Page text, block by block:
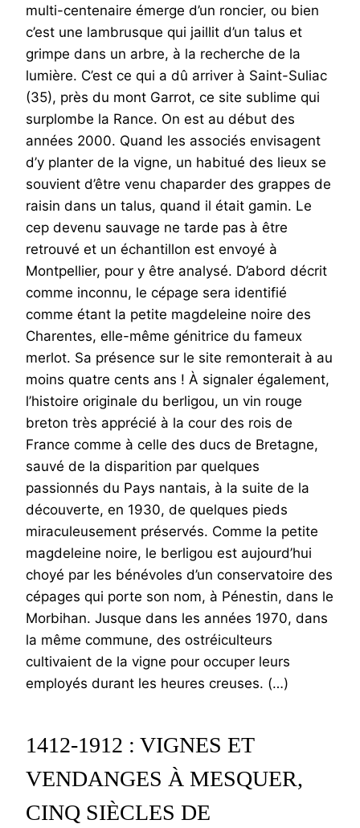
multi-centenaire émerge d’un roncier, ou bien
c’est une lambrusque qui jaillit d’un talus et
grimpe dans un arbre, à la recherche de la
lumière. C’est ce qui a dû arriver à Saint-Suliac
(35), près du mont Garrot, ce site sublime qui
surplombe la Rance. On est au début des
années 2000. Quand les associés envisagent
d’y planter de la vigne, un habitué des lieux se
souvient d’être venu chaparder des grappes de
raisin dans un talus, quand il était gamin. Le
cep devenu sauvage ne tarde pas à être
retrouvé et un échantillon est envoyé à
Montpellier, pour y être analysé. D’abord décrit
comme inconnu, le cépage sera identifié
comme étant la petite magdeleine noire des
Charentes, elle-même génitrice du fameux
merlot. Sa présence sur le site remonterait à au
moins quatre cents ans ! À signaler également,
l’histoire originale du berligou, un vin rouge
breton très apprécié à la cour des rois de
France comme à celle des ducs de Bretagne,
sauvé de la disparition par quelques
passionnés du Pays nantais, à la suite de la
découverte, en 1930, de quelques pieds
miraculeusement préservés. Comme la petite
magdeleine noire, le berligou est aujourd’hui
choyé par les bénévoles d’un conservatoire des
cépages qui porte son nom, à Pénestin, dans le
Morbihan. Jusque dans les années 1970, dans
la même commune, des ostréiculteurs
cultivaient de la vigne pour occuper leurs
employés durant les heures creuses. (…)
1412-1912 : VIGNES ET
VENDANGES À MESQUER,
CINQ SIÈCLES DE